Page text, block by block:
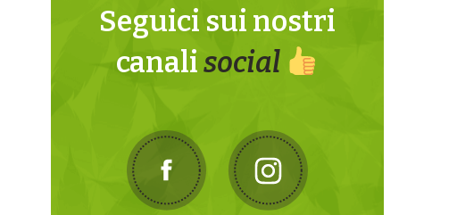
Seguici sui nostri
canalisocial